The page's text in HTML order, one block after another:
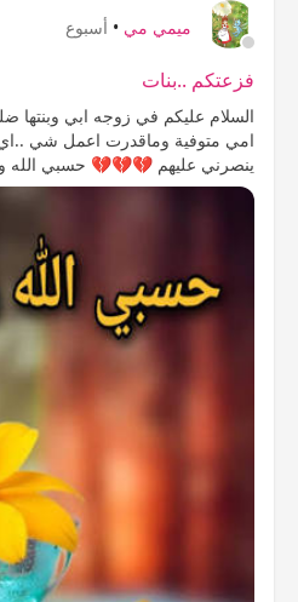
ميمي مي • أسبوع
فزعتكم ..بنات
السلام عليكم في زوجه ابي
امي متوفية وماقدرت اعمل شي
ينصرني عليهم 💔💔💔 حسبي الله